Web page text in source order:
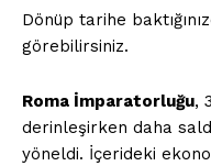
Dönüp tarihe
görebilirsiniz.
Roma İmparatorluğu,
derinleşirken daha
yöneldi. İçerideki